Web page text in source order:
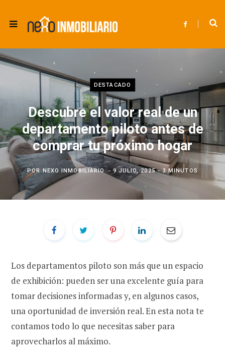
F
b
DESTACADO
Descubre el valor real de un
departamento piloto antes de
comprar tu próximo hogar
POR NEXO INMOBILIARIO 9 JULIO, 2025 3 MINUTOS
Los departamentos piloto son más que un espacio
de exhibición: pueden ser una excelente guía para
tomar decisiones informadas y, en algunos casos,
una oportunidad de inversión real. En esta nota te
contamos todo lo que necesitas saber para
aprovecharlos al máximo.